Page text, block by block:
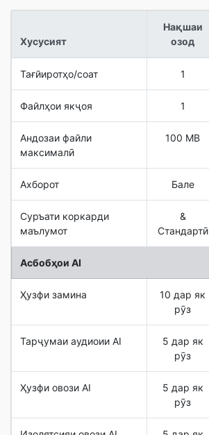
Хусусият
Нақшаи
озод
Тағйиротҳо/соат 1
Файлҳои якҷоя 1
Андозаи файли
максималӣ
100 MB
Ахборот Бале
Суръати коркарди
маълумот
&
Стандартӣ
Асбобҳои AI
Ҳузфи замина
10 дар як
рӯз
Тарҷумаи аудиоии AI
5 дар як
рӯз
Ҳузфи овози AI
5 дар як
рӯз